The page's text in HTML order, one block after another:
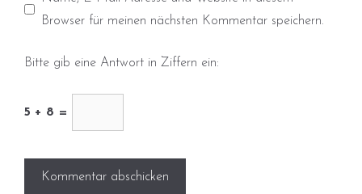
Browser für meinen nächsten Kommentar speichern.
Bitte gib eine Antwort in Ziffern ein:
5 + 8 =